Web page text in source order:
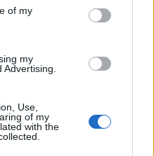
of my
my
Use,
of my
with the